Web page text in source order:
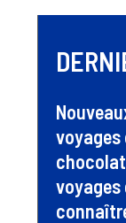
voyages